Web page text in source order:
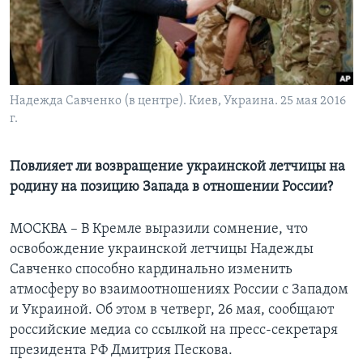
Learning English
СОЦИАЛЬНЫЕ СЕТИ
Надежда Савченко (в центре). Киев, Украина. 25 мая 2016
г.
Повлияет ли возвращение украинской летчицы на
родину на позицию Запада в отношении России?
МОСКВА – В Кремле выразили сомнение, что
освобождение украинской летчицы Надежды
Савченко способно кардинально изменить
атмосферу во взаимоотношениях России с Западом
и Украиной. Об этом в четверг, 26 мая, сообщают
российские медиа со ссылкой на пресс-секретаря
президента РФ Дмитрия Пескова.